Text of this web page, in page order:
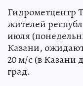
Гидрометцентр
жителей
июля
Казани,
20 м/с (в Казани
град.